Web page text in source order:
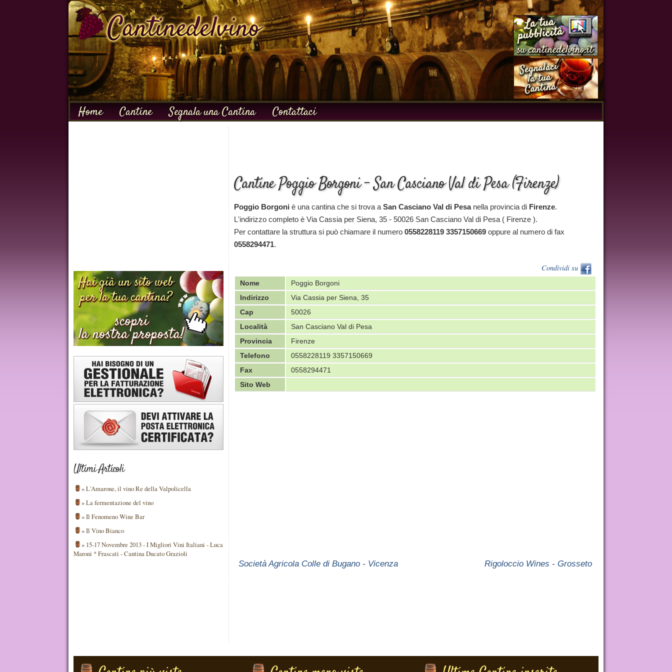
Home Cantine Segnala una Cantina Contattaci
Ultimi Articoli
»L'Amarone, il vino Re della Valpolicella
»La fermentazione del vino
»Il Fenomeno Wine Bar
»Il Vino Bianco
» 15-17 Novembre 2013 - I Migliori Vini Italiani - Luca
Maroni * Frascati - Cantina Ducato Grazioli
Cantine Poggio Borgoni - San Casciano Val di Pesa (Firenze)
Poggio Borgoni è una cantina che si trova a San Casciano Val di Pesanella provincia di Firenze.
L'indirizzo completo è Via Cassia per Siena, 35 - 50026 San Casciano Val di Pesa ( Firenze ).
Per contattare la struttura si può chiamare il numero 0558228119 3357150669 oppure al numero di fax
0558294471.
Condividi su
Nome
Poggio Borgoni
Indirizzo
Via Cassia per Siena, 35
Cap
50026
Località
San Casciano Val di Pesa
Provincia
Firenze
Telefono
0558228119 3357150669
Fax
0558294471
Sito Web
Società Agricola Colle di Bugano - Vicenza Rigoloccio Wines - Grosseto